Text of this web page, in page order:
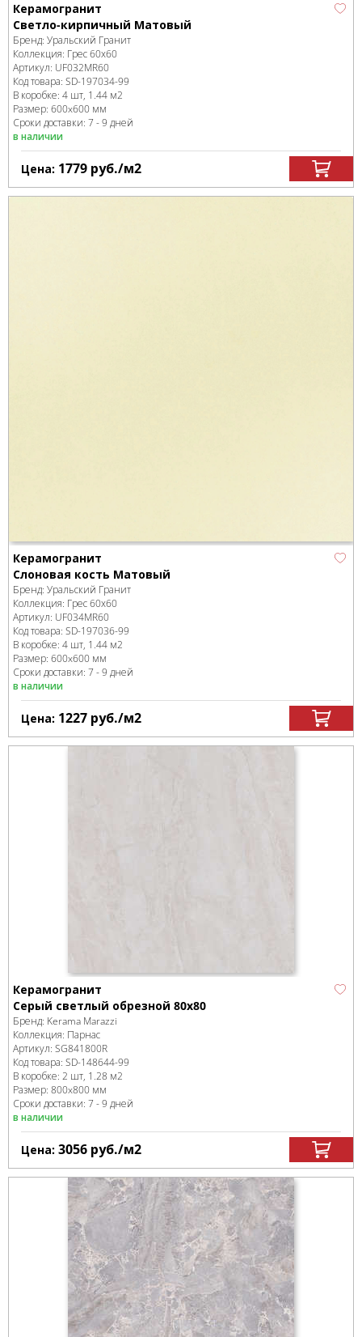
Керамогранит
Светло-кирпичный Матовый
Бренд: Уральский Гранит
Коллекция: Грес 60х60
Артикул: UF032MR60
Код товара: SD-197034-99
В коробке: 4 шт, 1.44 м2
Размер: 600x600 мм
Сроки доставки: 7 - 9 дней
в наличии
Цена: 1779 руб./м2
Керамогранит
Слоновая кость Матовый
Бренд: Уральский Гранит
Коллекция: Грес 60х60
Артикул: UF034MR60
Код товара: SD-197036-99
В коробке: 4 шт, 1.44 м2
Размер: 600x600 мм
Сроки доставки: 7 - 9 дней
в наличии
Цена: 1227 руб./м2
Керамогранит
Серый светлый обрезной 80х80
Бренд: Kerama Marazzi
Коллекция: Парнас
Артикул: SG841800R
Код товара: SD-148644-99
В коробке: 2 шт, 1.28 м2
Размер: 800x800 мм
Сроки доставки: 7 - 9 дней
в наличии
Цена: 3056 руб./м2